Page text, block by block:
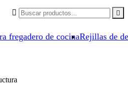
fregadero de cocinaRejillas de
 